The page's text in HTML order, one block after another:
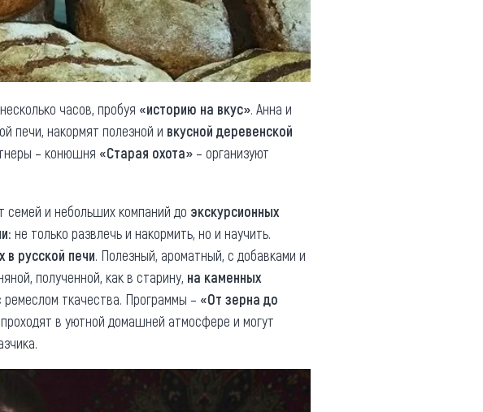
часов, пробуя «историю на вкус». Анна и
печи, накормят полезной и вкусной деревенской
– конюшня «Старая охота» – организуют
семей и небольших компаний до экскурсионных
: не только развлечь и накормить, но и научить.
в русской печи. Полезный, ароматный, с добавками и
полученной, как в старину, на каменных
ремеслом ткачества. Программы – «От зерна до
в уютной домашней атмосфере и могут